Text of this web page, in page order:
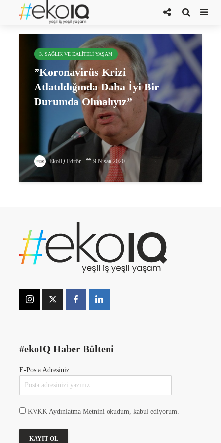
kooronavirüs
3. SAĞLIK VE KALITELI YAŞAM
”Koronavirüs Krizi
Atlatıldığında Daha İyi Bir
Durumda Olmalıyız”
EkoIQ Editör 9 Nisan 2020
#ekoIQ Haber Bülteni
E-Posta Adresiniz:
KVKK Aydınlatma Metnini okudum, kabul ediyorum.